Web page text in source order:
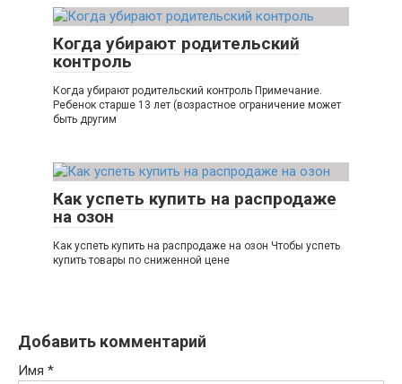
Когда убирают родительский
контроль
Когда убирают родительский контроль Примечание.
Ребенок старше 13 лет (возрастное ограничение может
быть другим
Как успеть купить на распродаже
на озон
Как успеть купить на распродаже на озон Чтобы успеть
купить товары по сниженной цене
Добавить комментарий
Имя *